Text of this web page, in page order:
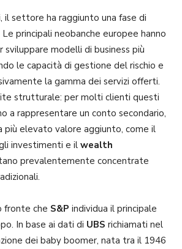
il settore ha raggiunto una fase di
principali neobanche europee hanno
modelli di business più
le capacità di gestione del rischio e
la gamma dei servizi offerti.
strutturale: per molti clienti questi
a rappresentare un conto secondario,
elevato valore aggiunto, come il
investimenti e il wealth
prevalentemente concentrate
fronte che S&P individua il principale
In base ai dati di UBS richiamati nel
dei baby boomer, nata tra il 1946